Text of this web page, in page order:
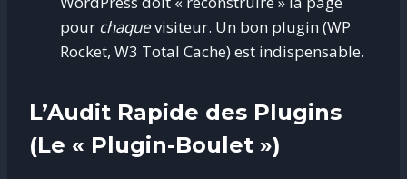
pour chaquevisiteur. Un bon plugin (WP
Rocket, W3 Total Cache) est indispensable.
L’Audit Rapide des Plugins
(Le « Plugin-Boulet »)